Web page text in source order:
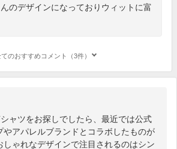
のデザインになっておりウィットに富
のおすすめコメント（3件）
ャツをお探しでしたら、最近では公式
やアパレルブランドとコラボしたものが
しゃれなデザインで注目されるのはシン